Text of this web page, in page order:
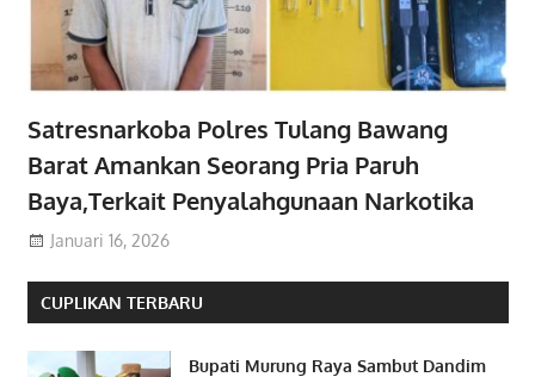
Satresnarkoba Polres Tulang Bawang
Barat Amankan Seorang Pria Paruh
Baya,Terkait Penyalahgunaan Narkotika
Januari 16, 2026
CUPLIKAN TERBARU
Bupati Murung Raya Sambut Dandim